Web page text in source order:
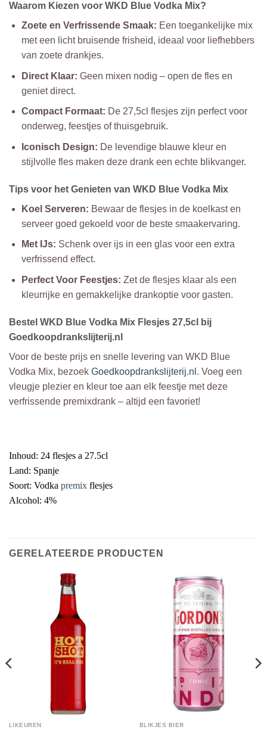
Waarom Kiezen voor WKD Blue Vodka Mix?
Zoete en Verfrissende Smaak: Een toegankelijke mix
met een licht bruisende frisheid, ideaal voor liefhebbers
van zoete drankjes.
Direct Klaar: Geen mixen nodig – open de fles en
geniet direct.
Compact Formaat: De 27,5cl flesjes zijn perfect voor
onderweg, feestjes of thuisgebruik.
Iconisch Design: De levendige blauwe kleur en
stijlvolle fles maken deze drank een echte blikvanger.
Tips voor het Genieten van WKD Blue Vodka Mix
Koel Serveren: Bewaar de flesjes in de koelkast en
serveer goed gekoeld voor de beste smaakervaring.
Met IJs: Schenk over ijs in een glas voor een extra
verfrissend effect.
Perfect Voor Feestjes: Zet de flesjes klaar als een
kleurrijke en gemakkelijke drankoptie voor gasten.
Bestel WKD Blue Vodka Mix Flesjes 27,5cl bij
Goedkoopdrankslijterij.nl
Voor de beste prijs en snelle levering van WKD Blue
Vodka Mix, bezoek Goedkoopdrankslijterij.nl . Voeg een
vleugje plezier en kleur toe aan elk feestje met deze
verfrissende premixdrank – altijd een favoriet!
Inhoud: 24 flesjes a 27.5cl
Land: Spanje
Soort: Vodka premix flesjes
Alcohol: 4%
GERELATEERDE PRODUCTEN
LIKEUREN BLIKJES BIER